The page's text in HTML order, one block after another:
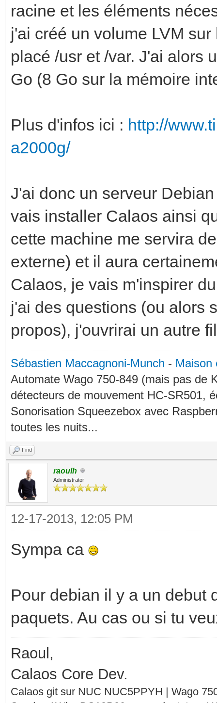
racine et les éléments
j'ai créé un volume LVM
placé /usr et /var. J'ai alors
Go (8 Go sur la mémoire
Plus d'infos ici : http://
a2000g/
J'ai donc un serveur
vais installer Calaos ainsi
cette machine me servira
externe) et il aura
Calaos, je vais m'inspirer
j'ai des questions (ou alors
propos), j'ouvrirai un autre
Sébastien Maccagnoni-Munch - Maison
Automate Wago 750-849 (mais pas de
détecteurs de mouvement HC-SR501,
Sonorisation Squeezebox avec
toutes les nuits...
Find
raoulh
Administrator
12-17-2013, 12:05 PM
Sympa ca
Pour debian il y a un debut
paquets. Au cas ou si tu
Raoul,
Calaos Core Dev.
Calaos git sur NUC NUC5PPYH | Wago